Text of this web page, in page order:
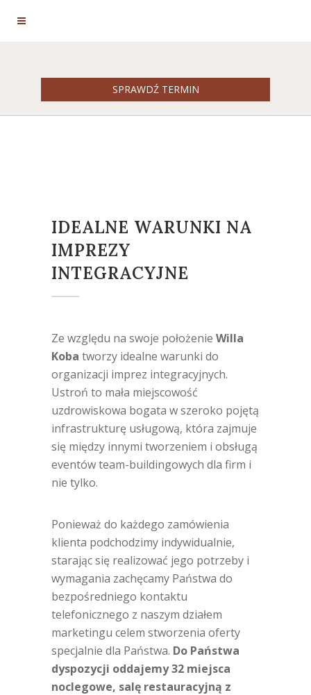
SPRAWDŹ TERMIN
IMPREZY INTEGRACYJNE
IDEALNE WARUNKI NA
IMPREZY
INTEGRACYJNE
Ze względu na swoje położenie Willa
Koba tworzy idealne warunki do
organizacji imprez integracyjnych.
Ustroń to mała miejscowość
uzdrowiskowa bogata w szeroko pojętą
infrastrukturę usługową, która zajmuje
się między innymi tworzeniem i obsługą
eventów team-buildingowych dla firm i
nie tylko.
Ponieważ do każdego zamówienia
klienta podchodzimy indywidualnie,
starając się realizować jego potrzeby i
wymagania zachęcamy Państwa do
bezpośredniego kontaktu
telefonicznego z naszym działem
marketingu celem stworzenia oferty
specjalnie dla Państwa. Do Państwa
dyspozycji oddajemy 32 miejsca
noclegowe, salę restauracyjną z